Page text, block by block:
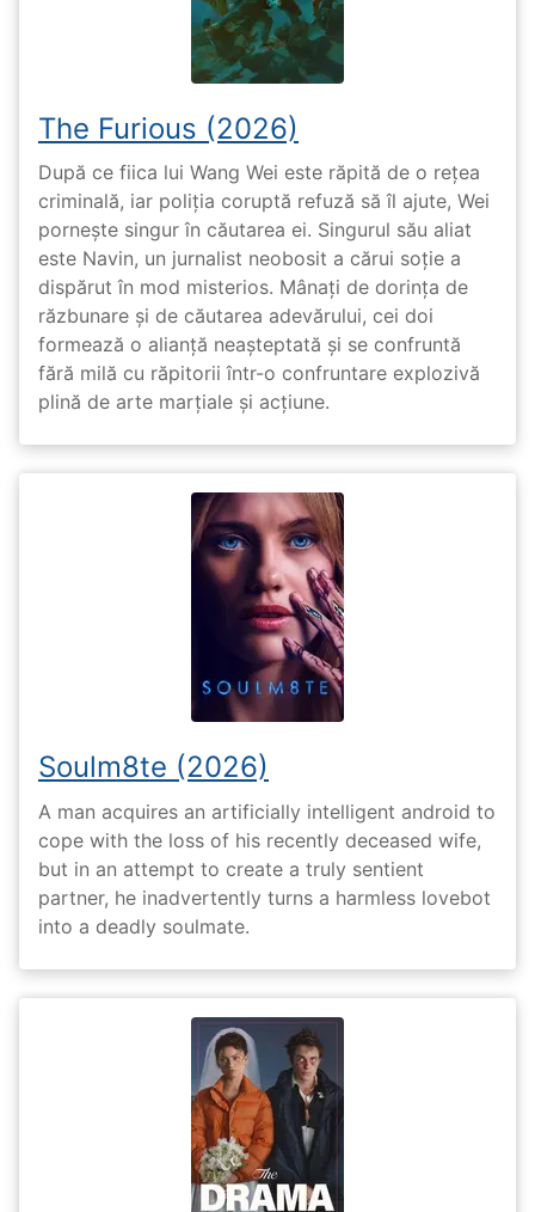
The Furious (2026)
După ce fiica lui Wang Wei este răpită de o rețea
criminală, iar poliția coruptă refuză să îl ajute, Wei
pornește singur în căutarea ei. Singurul său aliat
este Navin, un jurnalist neobosit a cărui soție a
dispărut în mod misterios. Mânați de dorința de
răzbunare și de căutarea adevărului, cei doi
formează o alianță neașteptată și se confruntă
fără milă cu răpitorii într-o confruntare explozivă
plină de arte marțiale și acțiune.
Soulm8te (2026)
A man acquires an artificially intelligent android to
cope with the loss of his recently deceased wife,
but in an attempt to create a truly sentient
partner, he inadvertently turns a harmless lovebot
into a deadly soulmate.